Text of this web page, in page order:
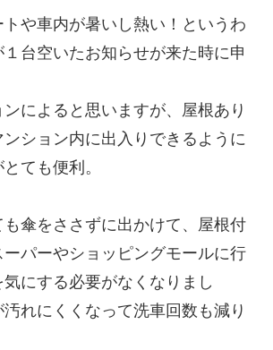
や車内が暑いし熱い！というわ
台空いたお知らせが来た時に申
によると思いますが、屋根あり
ション内に出入りできるように
ても便利。
傘をささずに出かけて、屋根付
パーやショッピングモールに行
気にする必要がなくなりまし
れにくくなって洗車回数も減り